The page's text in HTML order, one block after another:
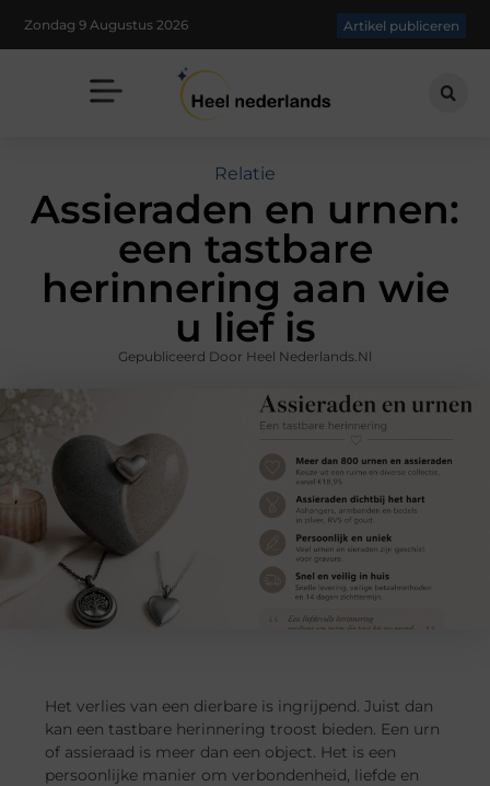
Zondag 9 Augustus 2026 Artikel publiceren
Relatie
Assieraden en urnen:
een tastbare
herinnering aan wie
u lief is
Gepubliceerd Door Heel Nederlands.nl
Het verlies van een dierbare is ingrijpend. Juist dan
kan een tastbare herinnering troost bieden. Een urn
of assieraad is meer dan een object. Het is een
persoonlijke manier om verbondenheid, liefde en